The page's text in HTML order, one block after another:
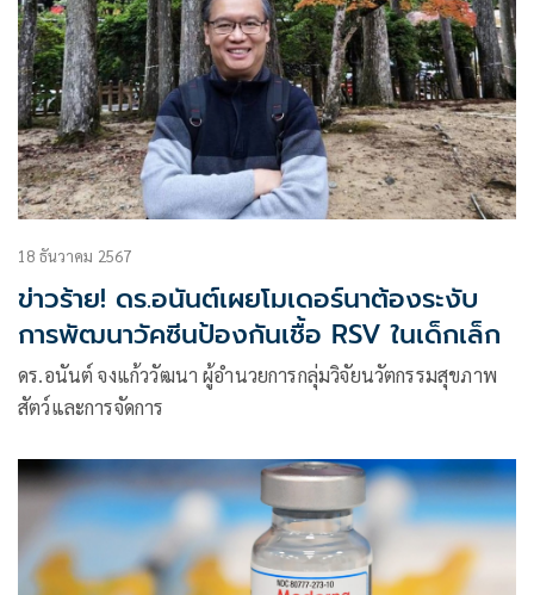
18 ธันวาคม 2567
ข่าวร้าย! ดร.อนันต์เผยโมเดอร์นาต้องระงับ
การพัฒนาวัคซีนป้องกันเชื้อ RSV ในเด็กเล็ก
ดร.อนันต์ จงแก้ววัฒนา ผู้อำนวยการกลุ่มวิจัยนวัตกรรมสุขภาพ
สัตว์และการจัดการ